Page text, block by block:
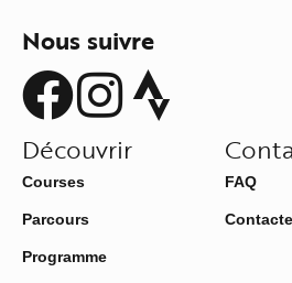
Nous suivre
Découvrir
Courses
Parcours
Programme
FAQ